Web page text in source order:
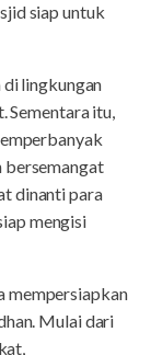
siap untuk
di lingkungan
Sementara itu,
bersemangat
dinanti para
mengisi
mempersiapkan
Mulai dari